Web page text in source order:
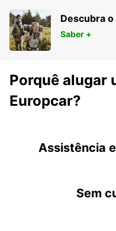
Descubra
Saber +
Porquê alugar
Europcar?
Assistência
Sem